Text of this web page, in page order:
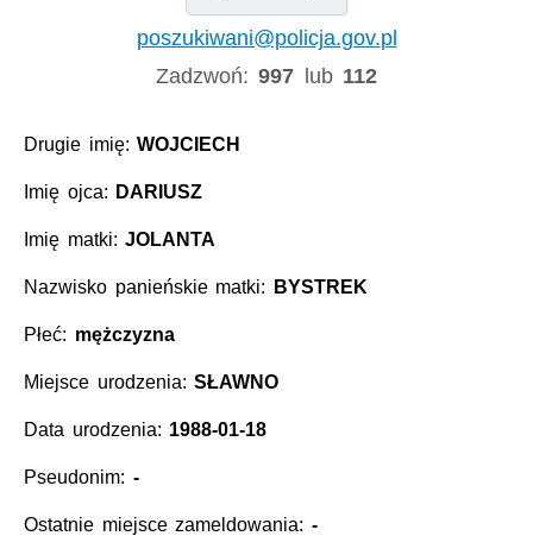
poszukiwani@policja.gov.pl
Zadzwoń:997 lub 112
Drugie imię:WOJCIECH
Imię ojca: DARIUSZ
Imię matki:JOLANTA
Nazwisko panieńskie matki: BYSTREK
Płeć: mężczyzna
Miejsce urodzenia:SŁAWNO
Data urodzenia: 1988-01-18
Pseudonim: -
Ostatnie miejsce zameldowania: -